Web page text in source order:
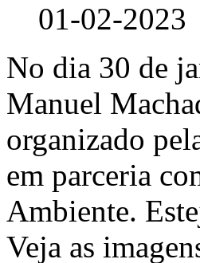
01-02-2023
No dia 30 de
Manuel
organizado
em parceria
Ambiente.
Veja as